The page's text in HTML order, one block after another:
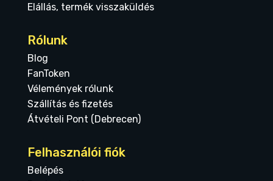
Elállás, termék visszaküldés
Rólunk
Blog
FanToken
Vélemények rólunk
Szállítás és fizetés
Átvételi Pont (Debrecen)
Felhasználói fiók
Belépés